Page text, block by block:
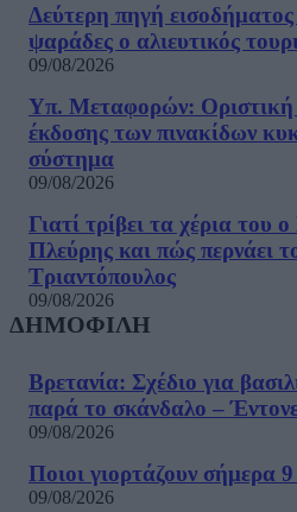
Δεύτερη πηγή εισοδήματος
ψαράδες ο αλιευτικός
09/08/2026
Υπ. Μεταφορών: Οριστική
έκδοσης των πινακίδων
σύστημα
09/08/2026
Γιατί τρίβει τα χέρια του
Πλεύρης και πώς περνάει
Τριαντόπουλος
09/08/2026
ΔΗΜΟΦΙΛΗ
Βρετανία: Σχέδιο για
παρά το σκάνδαλο –
09/08/2026
Ποιοι γιορτάζουν σήμερα
09/08/2026